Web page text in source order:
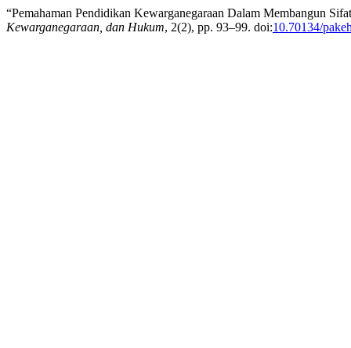
“Pemahaman Pendidikan Kewarganegaraan Dalam Membangun
Kewarganegaraan, dan Hukum, 2(2), pp. 93–99. doi:10.70134/